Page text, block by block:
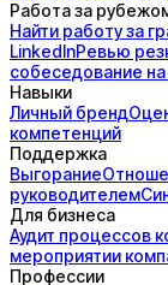
Работа за
Найти работу за
LinkedInРевью
собеседование на
Навыки
Личный бренд
компетенций
Поддержка
Выгорание
руководителем
Для бизнеса
Аудит процессов
мероприятии
Профессии